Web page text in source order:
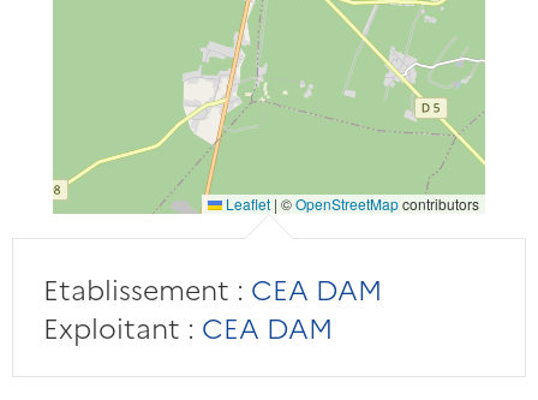
Leaflet | ©OpenStreetMapcontributors
Etablissement : CEA DAM
Exploitant : CEA DAM